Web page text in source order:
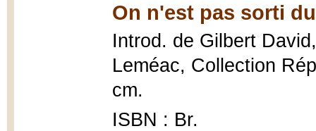
On n'est pas sorti
Introd. de Gilbert
Leméac, Collection
cm.
ISBN : Br.